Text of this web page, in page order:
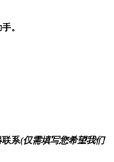
。
联系(仅需填写您希望我们